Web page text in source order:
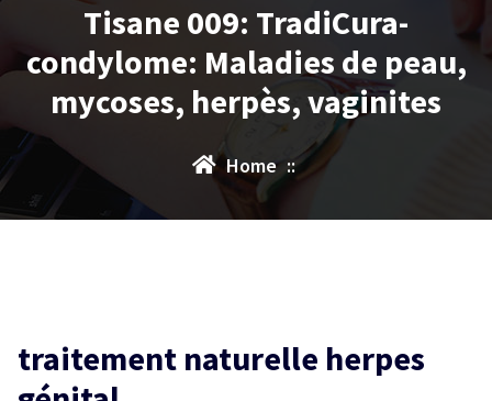
Tisane 009: TradiCura-
condylome: Maladies de peau,
mycoses, herpès, vaginites
Home ::
traitement naturelle herpes